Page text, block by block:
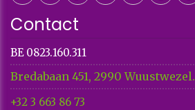
Contact
BE 0823.160.311
Bredabaan 451, 2990 Wuustwezel.
+32 3 663 86 73​​​​​​​